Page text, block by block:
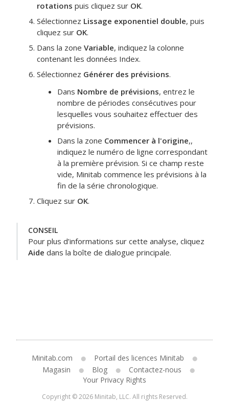
rotations puis cliquez sur OK.
Sélectionnez Lissage exponentiel double, puis
cliquez sur OK.
Dans la zone Variable, indiquez la colonne
contenant les données Index.
Sélectionnez Générer des prévisions.
Dans Nombre de prévisions, entrez le
nombre de périodes consécutives pour
lesquelles vous souhaitez effectuer des
prévisions.
Dans la zone Commencer à l'origine,,
indiquez le numéro de ligne correspondant
à la première prévision. Si ce champ reste
vide, Minitab commence les prévisions à la
fin de la série chronologique.
Cliquez sur OK.
CONSEIL
Pour plus d’informations sur cette analyse, cliquez
Aide dans la boîte de dialogue principale.
Minitab.com
Portail des licences Minitab
Magasin
Blog
Contactez-nous
Your Privacy Rights
Copyright © 2026 Minitab, LLC. All rights Reserved.